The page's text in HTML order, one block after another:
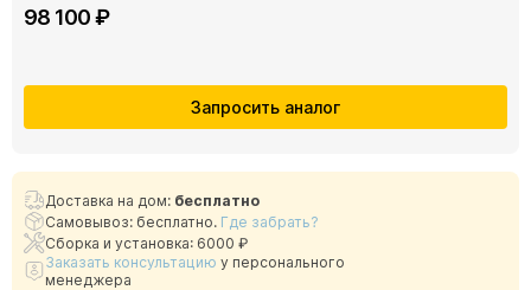
98 100 ₽
Запросить аналог
Доставка на дом: бесплатно
Самовывоз: бесплатно. Где забрать?
Сборка и установка: 6000 ₽
Заказать консультацию у персонального
менеджера